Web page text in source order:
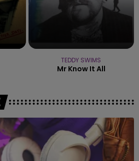
TEDDY SWIMS
Mr Know It All